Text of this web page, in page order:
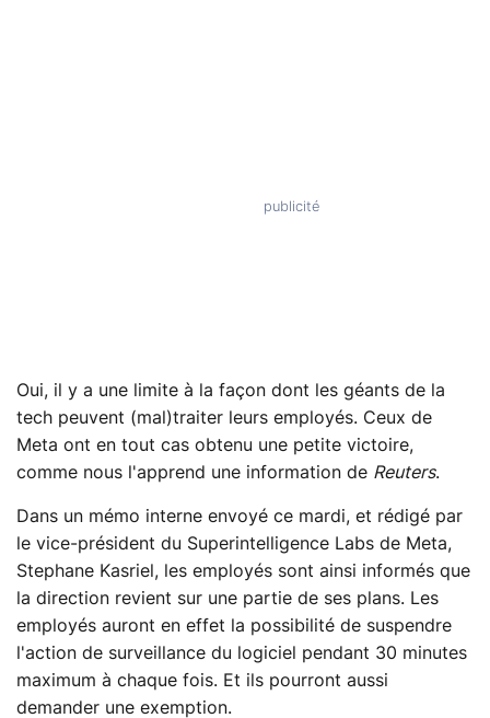
Oui, il y a une limite à la façon dont les géants de la
tech peuvent (mal)traiter leurs employés. Ceux de
Meta ont en tout cas obtenu une petite victoire,
comme nous l'apprend une information de Reuters.
Dans un mémo interne envoyé ce mardi, et rédigé par
le vice-président du Superintelligence Labs de Meta,
Stephane Kasriel, les employés sont ainsi informés que
la direction revient sur une partie de ses plans. Les
employés auront en effet la possibilité de suspendre
l'action de surveillance du logiciel pendant 30 minutes
maximum à chaque fois. Et ils pourront aussi
demander une exemption.